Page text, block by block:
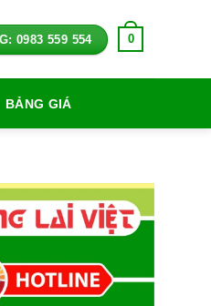
0983 559 554 0
BẢNG GIÁ